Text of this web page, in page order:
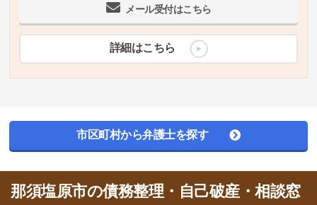
メール受付はこちら
詳細はこちら
市区町村から弁護士を探す
那須塩原市の債務整理・自己破産・相談窓